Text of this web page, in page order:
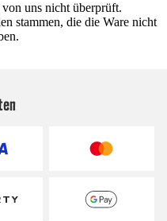
uns nicht überprüft.
stammen, die die Ware nicht